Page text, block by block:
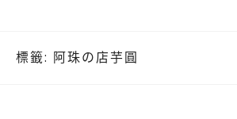
標籤: 阿珠の店芋圓